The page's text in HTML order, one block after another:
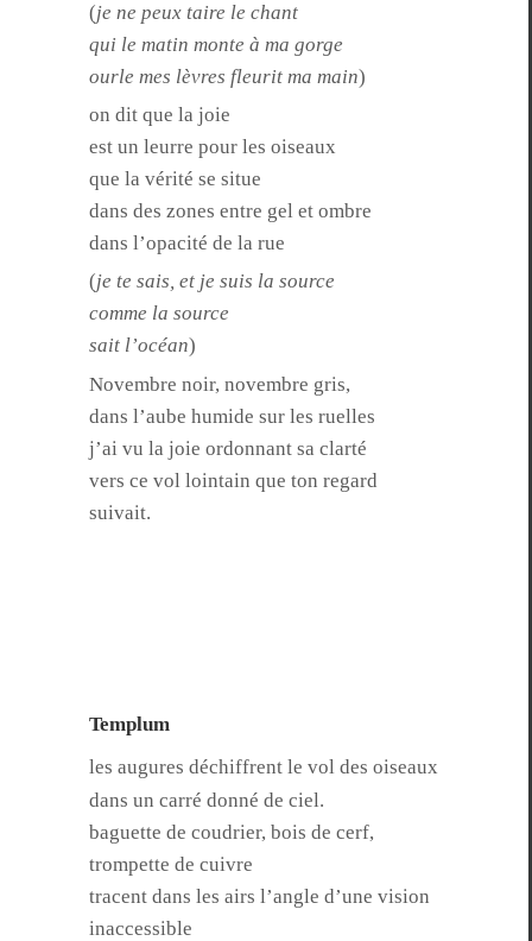
(je ne peux taire le chant
qui le matin monte à ma gorge
ourle mes lèvres fleu­rit ma main)
on dit que la joie
est un leurre pour les oiseaux
que la vérité se situe
dans des zones entre gel et ombre
dans l’opacité de la rue
(je te sais, et je suis la source
comme la source
sait l’océan)
Novem­bre noir, novem­bre gris,
dans l’aube humide sur les ruelles
j’ai vu la joie ordon­nant sa clarté
vers ce vol loin­tain que ton regard
suivait.
Templum
les augures déchiffrent le vol des oiseaux
dans un car­ré don­né de ciel.
baguette de coudri­er, bois de cerf,
trompette de cuivre
tra­cent dans les airs l’angle d’une vision
inaccessible